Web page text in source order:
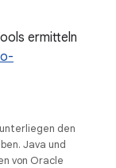
ermitteln
den
Java und
von Oracle